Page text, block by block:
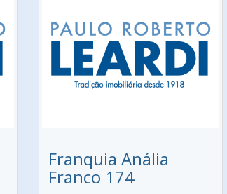
Franquia Anália
Franco 174